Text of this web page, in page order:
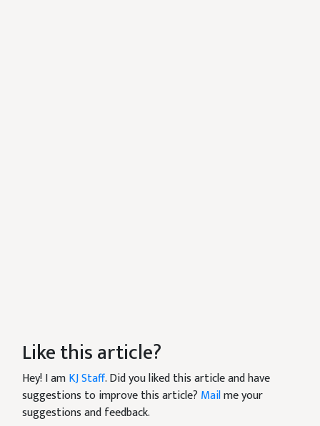
Like this article?
Hey! I amKJ Staff. Did you liked this article and have
suggestions to improve this article? Mailme your
suggestions and feedback.